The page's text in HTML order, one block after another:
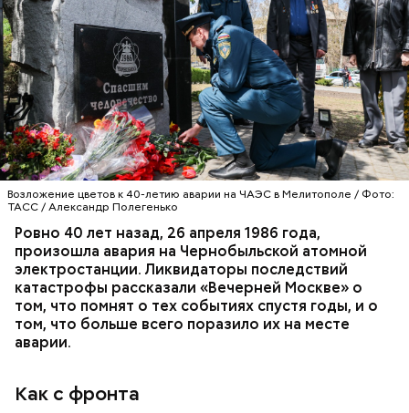
Возложение цветов к 40-летию аварии на ЧАЭС в Мелитополе / Фото:
ТАСС / Александр Полегенько
Ровно 40 лет назад, 26 апреля 1986 года,
произошла авария на Чернобыльской атомной
электростанции. Ликвидаторы последствий
катастрофы рассказали «Вечерней Москве» о
том, что помнят о тех событиях спустя годы, и о
том, что больше всего поразило их на месте
аварии.
Как с фронта
Специалист гражданской обороны Московского
авиацентра Владимир Макеев в 1986 году служил в
Киеве в отдельном механизированном полку
гражданской обороны. На тот момент, когда
произошла авария на Чернобыльской атомной
станции, ему было 26 лет.
АВАРИИ ЧЕРНОБЫЛЬ ИСТОРИЯ
Как рассказывает Житие, преподобный родился в
христианской религией и рано принял решение
посвятить свою жизнь Богу. Целыми днями отрок
Как гласит предание, совершая паломничество в
Иерусалим, Николай Чудотворец по просьбе
отчаявшихся путников молитвой успокоил
разбушевавшееся море.